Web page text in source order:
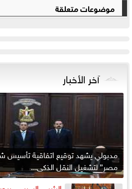
موضوعات متعلقة
آخر الأخبار
مدبولي يشهد توقيع اتفاقية
مصر” لتشغيل النقل الذكي...